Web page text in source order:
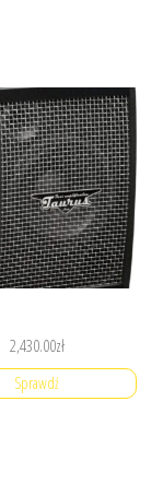
2,430.00zł
Sprawdź